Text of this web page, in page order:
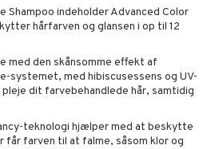
Shampoo indeholder Advanced Color
hårfarven og glansen i op til 12
med den skånsomme effekt af
systemet, med hibiscusessens og UV-
dit farvebehandlede hår, samtidig
teknologi hjælper med at beskytte
farven til at falme, såsom klor og